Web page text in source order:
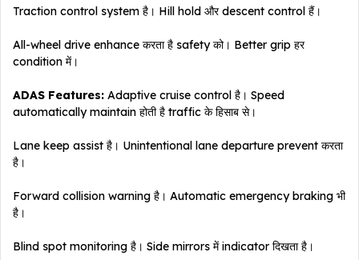
Traction control system है। Hill hold और descent control हैं।
All-wheel drive enhance करता है safety को। Better grip हर
condition में।
ADAS Features: Adaptive cruise control है। Speed
automatically maintain होती है traffic के हिसाब से।
Lane keep assist है। Unintentional lane departure prevent करता
है।
Forward collision warning है। Automatic emergency braking भी
है।
Blind spot monitoring है। Side mirrors में indicator दिखता है।